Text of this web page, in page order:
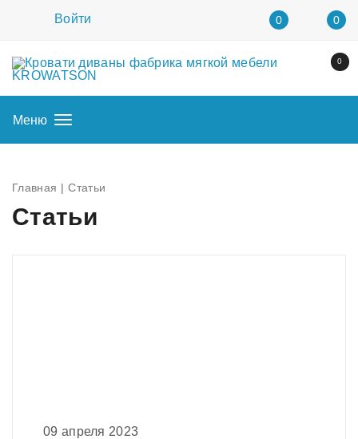
Войти 0 0
0
Меню
Главная Статьи
Статьи
09 апреля 2023